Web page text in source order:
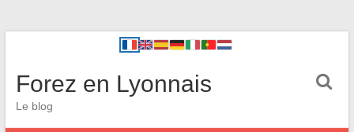
Forez en Lyonnais
Le blog